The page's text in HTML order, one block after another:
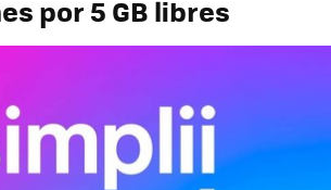
por 5 GB libres